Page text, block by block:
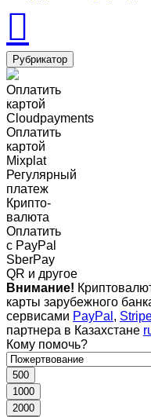
Рубрикатор
Оплатить
картой
Cloudpayments
Оплатить
картой
Mixplat
Регулярный
платеж
Крипто-
валюта
Оплатить
c PayPal
SberPay
QR и другое
Внимание!
карты зарубежного
сервисами PayPal ,
партнера в Казахстане
Кому помочь?
500
1000
2000